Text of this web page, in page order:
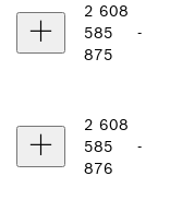
2 608
585
875
-
2 608
585
876
-